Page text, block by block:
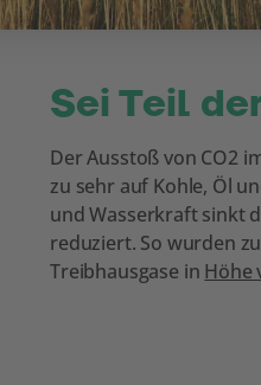
Sei Teil
Der Ausstoß von CO2
zu sehr auf Kohle, Öl
und Wasserkraft sinkt
reduziert. So wurden
Treibhausgase in Höhe